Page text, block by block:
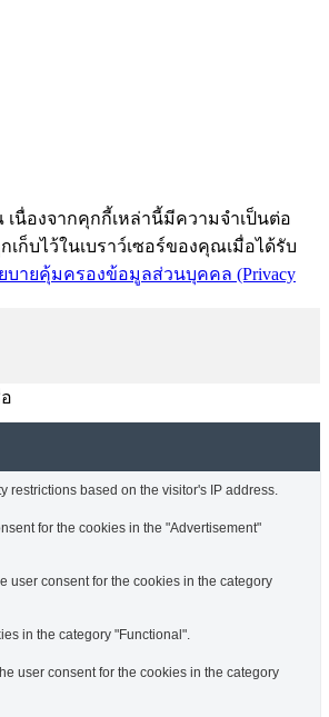
นื่องจากคุกกี้เหล่านี้มีความจำเป็นต่อ
ก็บไว้ในเบราว์เซอร์ของคุณเมื่อได้รับ
บายคุ้มครองข้อมูลส่วนบุคคล (Privacy
restrictions based on the visitor's IP address.
for the cookies in the "Advertisement"
user consent for the cookies in the category
in the category "Functional".
user consent for the cookies in the category